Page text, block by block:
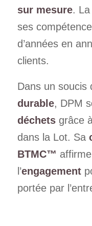
sur mesure. La
ses
d’années en
clients.
Dans un soucis
durable, DPM
déchetsgrâce
dans la Lot. Sa
BTMC™
l’engagement
portée par